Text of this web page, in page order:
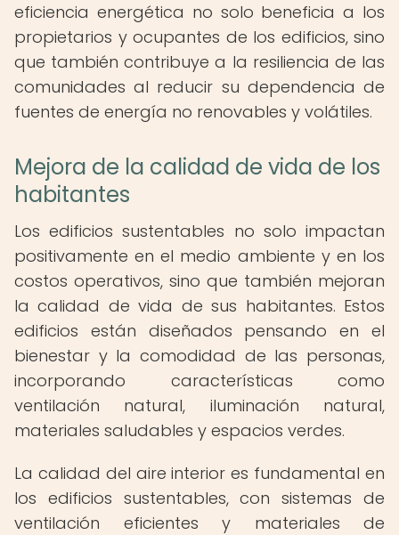
eficiencia energética no solo beneficia a los
propietarios y ocupantes de los edificios, sino
que también contribuye a la resiliencia de las
comunidades al reducir su dependencia de
fuentes de energía no renovables y volátiles.
Mejora de la calidad de vida de los
habitantes
Los edificios sustentables no solo impactan
positivamente en el medio ambiente y en los
costos operativos, sino que también mejoran
la calidad de vida de sus habitantes. Estos
edificios están diseñados pensando en el
bienestar y la comodidad de las personas,
incorporando características como
ventilación natural, iluminación natural,
materiales saludables y espacios verdes.
La calidad del aire interior es fundamental en
los edificios sustentables, con sistemas de
ventilación eficientes y materiales de